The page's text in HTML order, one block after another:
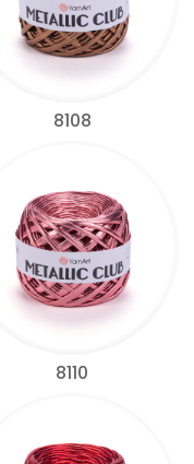
8108
8110